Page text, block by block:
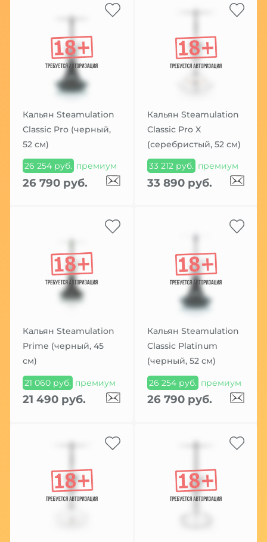
Кальян Steamulation
Classic Pro (черный,
52 см)
26 254 руб. премиум
26 790 руб.
Кальян Steamulation
Classic Pro X
(серебристый, 52 см)
33 212 руб. премиум
33 890 руб.
Кальян Steamulation
Prime (черный, 45
см)
21 060 руб. премиум
21 490 руб.
Кальян Steamulation
Classic Platinum
(черный, 52 см)
26 254 руб. премиум
26 790 руб.